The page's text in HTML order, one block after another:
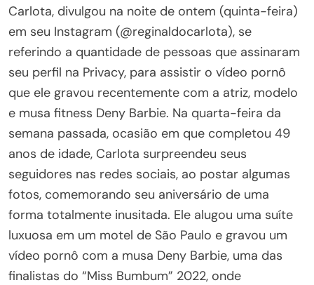
Carlota, divulgou na noite de ontem (quinta-feira)
em seu Instagram (@reginaldocarlota), se
referindo a quantidade de pessoas que assinaram
seu perfil na Privacy, para assistir o vídeo pornô
que ele gravou recentemente com a atriz, modelo
e musa fitness Deny Barbie. Na quarta-feira da
semana passada, ocasião em que completou 49
anos de idade, Carlota surpreendeu seus
seguidores nas redes sociais, ao postar algumas
fotos, comemorando seu aniversário de uma
forma totalmente inusitada. Ele alugou uma suíte
luxuosa em um motel de São Paulo e gravou um
vídeo pornô com a musa Deny Barbie, uma das
finalistas do “Miss Bumbum” 2022, onde